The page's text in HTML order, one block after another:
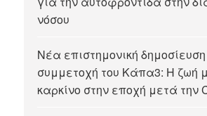
νόσου
Νέα επιστημονική
συμμετοχή του Κάπα3: Η ζωή
καρκίνο στην εποχή μετά την